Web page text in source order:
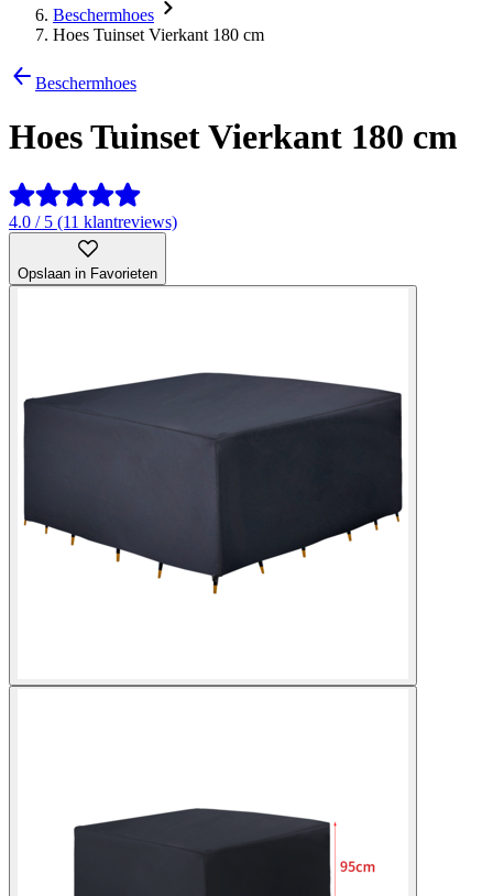
Beschermhoes
Hoes Tuinset Vierkant 180 cm
Beschermhoes
Hoes Tuinset Vierkant 180 cm
4.0 / 5 (11 klantreviews)
Opslaan in Favorieten